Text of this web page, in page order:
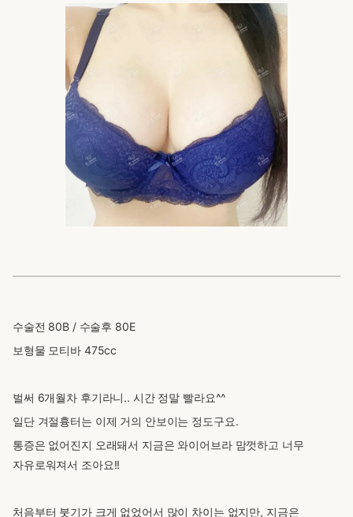
수술전 80B / 수술후 80E
보형물 모티바 475cc
벌써 6개월차 후기라니.. 시간 정말 빨라요^^
일단 겨절흉터는 이제 거의 안보이는 정도구요.
통증은 없어진지 오래돼서 지금은 와이어브라 맘껏하고 너무
자유로워져서 조아요!!
처음부터 붓기가 크게 없었어서 많이 차이는 없지만, 지금은